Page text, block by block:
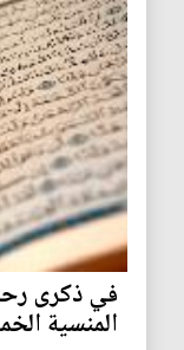
في ذكرى
المنسية